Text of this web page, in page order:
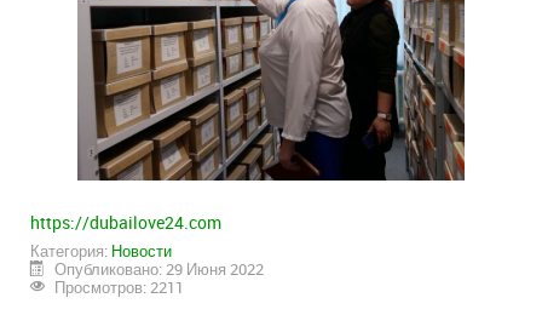
https://dubailove24.com
Категория: Новости
Опубликовано: 29 Июня 2022
Просмотров: 2211